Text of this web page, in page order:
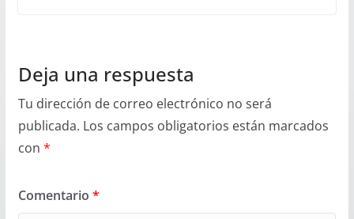
Deja una respuesta
Tu dirección de correo electrónico no será
publicada. Los campos obligatorios están marcados
con *
Comentario *